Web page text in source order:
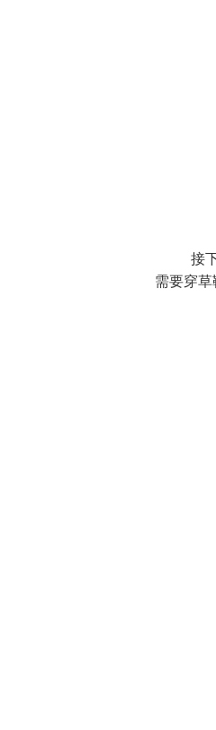
接
需要穿